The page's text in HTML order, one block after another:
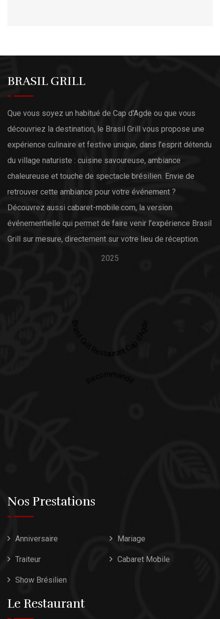
BRASIL GRILL
Que vous soyez un habitué de Cap d'Agde ou que vous
découvriez la destination, le Brasil Grill vous propose une
expérience culinaire et festive unique, dans l’esprit détendu
du village naturiste : cuisine savoureuse, ambiance
chaleureuse et touche de spectacle brésilien. Envie de
retrouver cette ambiance pour votre événement ?
Découvrez aussi cabaret-mobile.com, la version
événementielle qui permet de faire venir l’expérience Brasil
Grill sur mesure, directement sur votre lieu de réception.
2025
Brasil Grill Restaurant Cap d'Agde
Recommandé
Nos Prestations
Anniversaire Mariage
Traiteur Cabaret Mobile
Show Brésilien
Le Restaurant